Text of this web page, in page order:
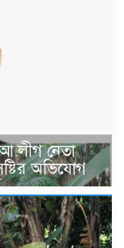
আ.লীগ নেতা
অভিযোগ